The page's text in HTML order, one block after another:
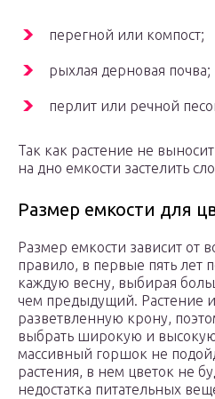
перегной или компост;
рыхлая дерновая почва;
перлит или речной
Так как растение не
на дно емкости застелить
Размер емкости для
Размер емкости зависит от
правило, в первые пять лет
каждую весну, выбирая
чем предыдущий. Растение
разветвленную крону,
выбрать широкую и
массивный горшок не
растения, в нем цветок не
недостатка питательных